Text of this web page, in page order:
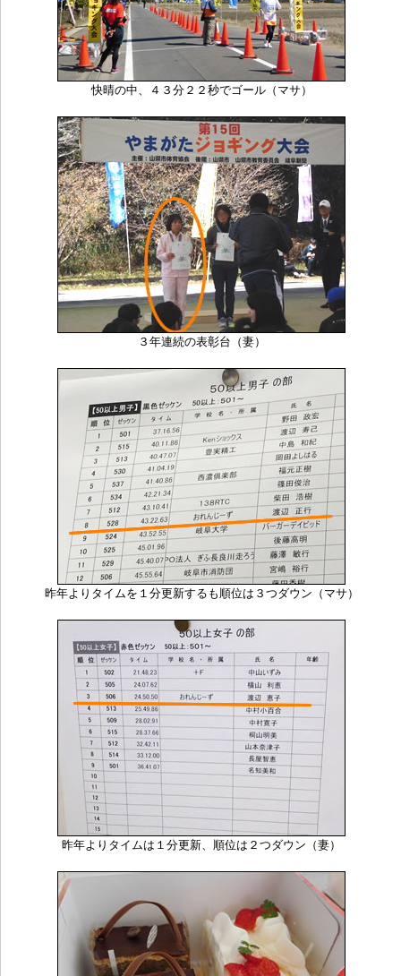
快晴の中、４３分２２秒でゴール（マサ）
３年連続の表彰台（妻）
昨年よりタイムを１分更新するも順位は３つダウン（マサ）
昨年よりタイムは１分更新、順位は２つダウン（妻）